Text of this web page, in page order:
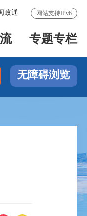
网站支持IPv6
政通
专题专栏
无障碍浏览